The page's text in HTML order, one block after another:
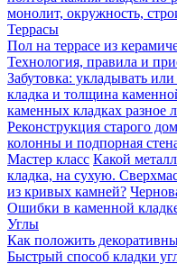
монолит, окружность,
Террасы
Пол на террасе из
Технология, правила и
Забутовка: укладывать
кладка и толщина
каменных кладках разное
Реконструкция старого
колонны и подпорная
Мастер класс Какой
кладка, на сухую.
из кривых камней?
Ошибки в каменной
Углы
Как положить
Быстрый способ кладки